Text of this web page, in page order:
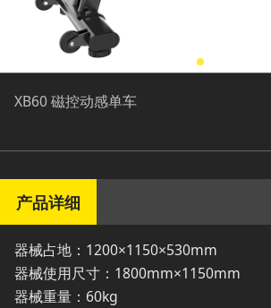
XB60 磁控动感单车
产品详细
器械占地：1200×1150×530mm
器械使用尺寸：1800mm×1150mm
器械重量：60kg